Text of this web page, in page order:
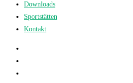
Downloads
Sportstätten
Kontakt